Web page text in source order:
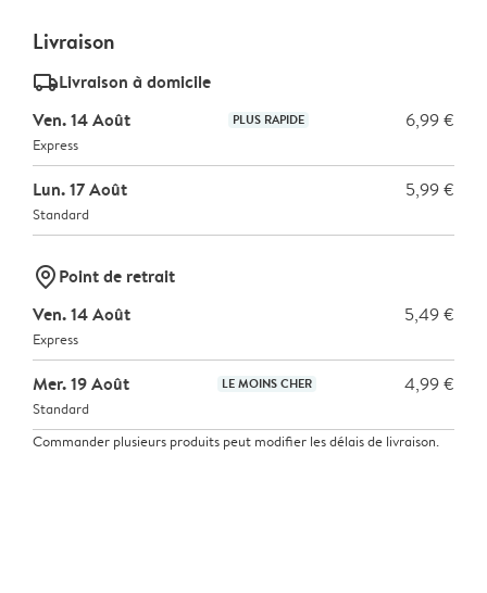
Livraison
delivery_standard_v2Livraison à domicile
Ven. 14 Août
PLUS RAPIDE 6,99 €
Express
Lun. 17 Août 5,99 €
Standard
marker-pinPoint de retrait
Ven. 14 Août
5,49 €
Express
Mer. 19 Août LE MOINS CHER 4,99 €
Standard
Commander plusieurs produits peut modifier les délais de livraison.